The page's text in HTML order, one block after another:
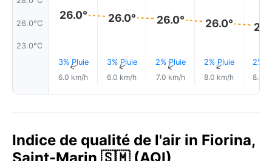
26.0°C
23.0°C
26.0°
3% Pluie
↑
6.0 km/h
26.0°
3% Pluie
↑
6.0 km/h
26.0°
2% Pluie
↑
7.0 km/h
26.0°
2% Pluie
↑
8.0 km/h
2%
8.0
Indice de qualité de l'air in Fiorina,